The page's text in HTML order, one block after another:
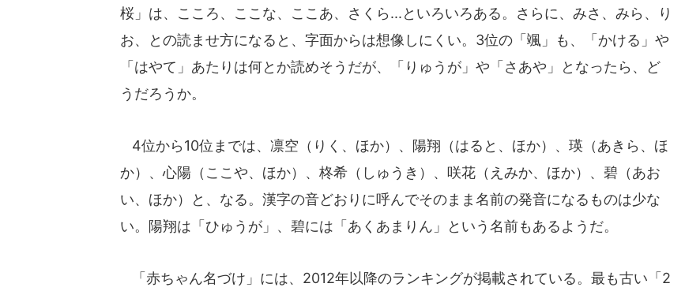
桜」は、こころ、ここな、ここあ、さくら...といろいろある。さらに、みさ、みら、り
お、との読ませ方になると、字面からは想像しにくい。3位の「颯」も、「かける」や
「はやて」あたりは何とか読めそうだが、「りゅうが」や「さあや」となったら、ど
うだろうか。
4位から10位までは、凛空（りく、ほか）、陽翔（はると、ほか）、瑛（あきら、ほ
か）、心陽（ここや、ほか）、柊希（しゅうき）、咲花（えみか、ほか）、碧（あお
い、ほか）と、なる。漢字の音どおりに呼んでそのまま名前の発音になるものは少な
い。陽翔は「ひゅうが」、碧には「あくあまりん」という名前もあるようだ。
「赤ちゃん名づけ」には、2012年以降のランキングが掲載されている。最も古い「2